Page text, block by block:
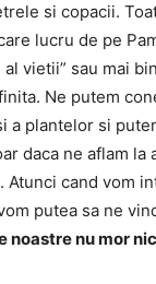
si copacii.
lucru de pe
al vietii” sau mai
Ne putem
a plantelor si
daca ne aflam la
Atunci cand vom
putea sa ne
noastre nu mor